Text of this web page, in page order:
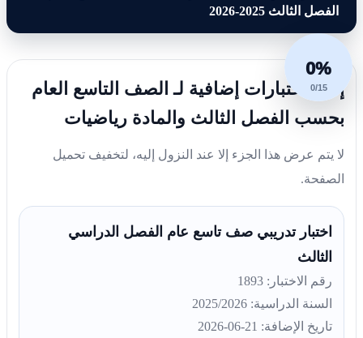
الفصل الثالث 2025-2026
0%
0/15
إليك اختبارات إضافية لـ الصف التاسع العام
بحسب الفصل الثالث والمادة رياضيات
لا يتم عرض هذا الجزء إلا عند النزول إليه، لتخفيف تحميل
الصفحة.
اختبار تدريبي صف تاسع عام الفصل الدراسي
الثالث
رقم الاختبار: 1893
السنة الدراسية: 2025/2026
تاريخ الإضافة: 21-06-2026